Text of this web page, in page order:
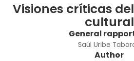
Visiones críticas
cultural
General
Saúl Uribe
Author